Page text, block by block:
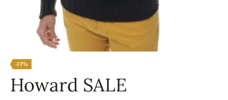
-17%
Howard SALE